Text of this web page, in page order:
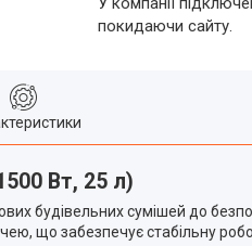
покидаючи сайту.
Вт, 25 л)
будівельних сумішей до
що забезпечує стабільну